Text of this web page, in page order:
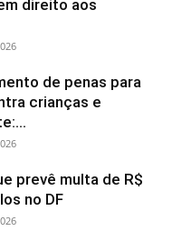
direito aos
de penas para
crianças e
prevê multa de R$
no DF